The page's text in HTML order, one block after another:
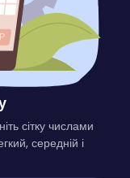
сітку числами
середній і